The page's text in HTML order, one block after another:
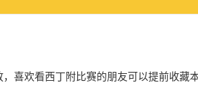
喜欢看西丁附比赛的朋友可以提前收藏